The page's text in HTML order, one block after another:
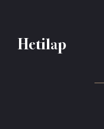
Hetilap